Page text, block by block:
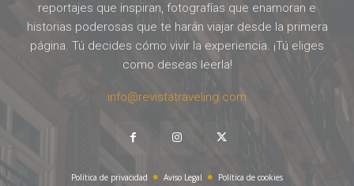
reportajes que inspiran, fotografías que enamoran e
historias poderosas que te harán viajar desde la primera
página. Tú decides cómo vivir la experiencia. ¡Tú eliges
como deseas leerla!
info@revistatraveling.com
Política de privacidad Aviso Legal Política de cookies